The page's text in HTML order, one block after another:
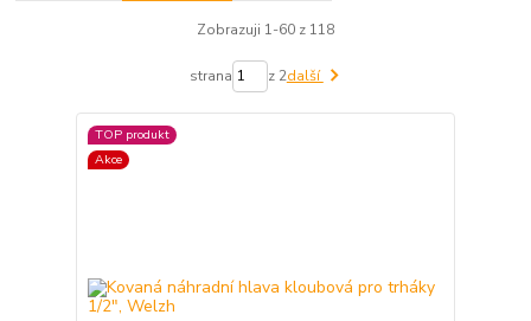
Zobrazuji 1-60 z 118
strana z 2další
TOP produkt
Akce